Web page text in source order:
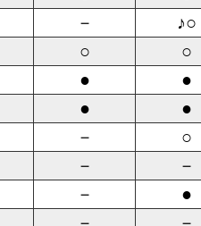
－ ♪○
○ ○
● ●
● ●
－ ○
－ －
－ ●